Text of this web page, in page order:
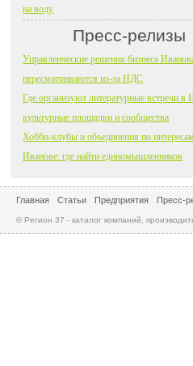
на воду
Пресс-релизы
Управленческие решения бизнеса
пересматриваются из-за НДС
Где организуют литературные встречи в
культурные площадки и сообщества
Хобби-клубы и объединения по
Иванове: где найти единомышленников
Главная Статьи Предприятия Пресс-
© Регион 37 - каталог компаний,